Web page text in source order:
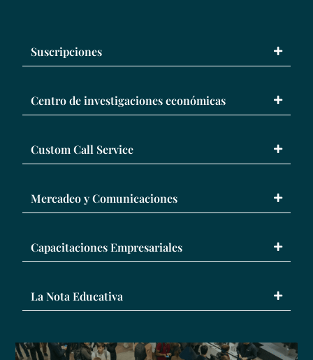
Suscripciones
Centro de investigaciones económicas
Custom Call Service
Mercadeo y Comunicaciones
Capacitaciones Empresariales
La Nota Educativa